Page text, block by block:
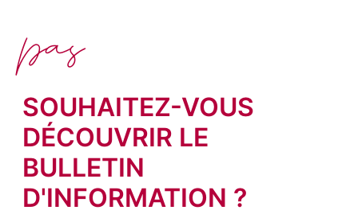
SOUHAITEZ-VOUS
DÉCOUVRIR LE
BULLETIN
D'INFORMATION ?
pas